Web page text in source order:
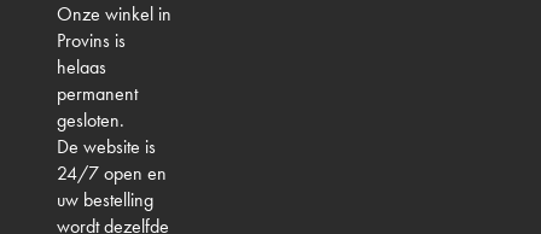
Onze winkel in
Provins is
helaas
permanent
gesloten.
De website is
24/7 open en
uw bestelling
wordt dezelfde